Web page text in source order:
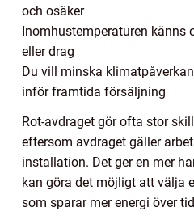
och osäker
Inomhustemperaturen känns
eller drag
Du vill minska
inför framtida försäljning
Rot-avdraget gör ofta stor
eftersom avdraget gäller
installation. Det ger en mer
kan göra det möjligt att välja
som sparar mer energi över